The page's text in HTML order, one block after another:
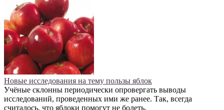
Новые исследования на тему пользы яблок
Учёные склонны периодически опровергать выводы
исследований, проведенных ими же ранее. Так, всегда
считалось, что яблоки помогут не болеть.